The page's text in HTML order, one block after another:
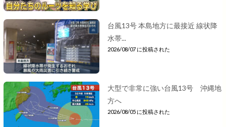
台風13号 本島地方に最接近 線状降
水帯...
2026/08/07 に投稿された
大型で非常に強い台風13号 沖縄地
方へ
2026/08/05 に投稿された